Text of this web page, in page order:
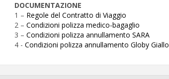
DOCUMENTAZIONE
1 – Regole del Contratto di Viaggio
2 – Condizioni polizza medico-bagaglio
3 – Condizioni polizza annullamento SARA
4 - Condizioni polizza annullamento Globy Giallo